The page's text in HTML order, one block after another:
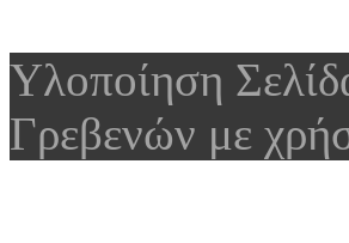
Υλοποίηση
Γρεβενών με